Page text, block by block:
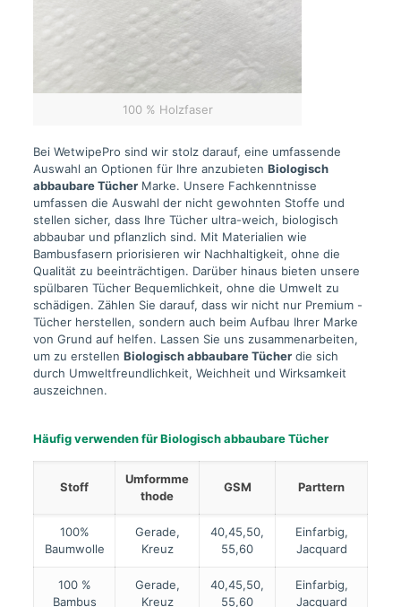
100 % Holzfaser
Bei WetwipePro sind wir stolz darauf, eine umfassende
Auswahl an Optionen für Ihre anzubieten Biologisch
abbaubare Tücher Marke. Unsere Fachkenntnisse
umfassen die Auswahl der nicht gewohnten Stoffe und
stellen sicher, dass Ihre Tücher ultra-weich, biologisch
abbaubar und pflanzlich sind. Mit Materialien wie
Bambusfasern priorisieren wir Nachhaltigkeit, ohne die
Qualität zu beeinträchtigen. Darüber hinaus bieten unsere
spülbaren Tücher Bequemlichkeit, ohne die Umwelt zu
schädigen. Zählen Sie darauf, dass wir nicht nur Premium -
Tücher herstellen, sondern auch beim Aufbau Ihrer Marke
von Grund auf helfen. Lassen Sie uns zusammenarbeiten,
um zu erstellen Biologisch abbaubare Tücher die sich
durch Umweltfreundlichkeit, Weichheit und Wirksamkeit
auszeichnen.
Häufig verwenden fürBiologisch abbaubare Tücher
Stoff
Umformme
thode
GSM Parttern
100%
Baumwolle
Gerade,
Kreuz
40,45,50,
55,60
Einfarbig,
Jacquard
100 %
Bambus
Gerade,
Kreuz
40,45,50,
55,60
Einfarbig,
Jacquard